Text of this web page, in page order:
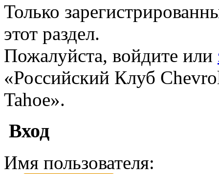
Только
этот раздел.
Пожалуйста, войдите или
«Российский Клуб
Tahoe».
Вход
Имя пользователя: